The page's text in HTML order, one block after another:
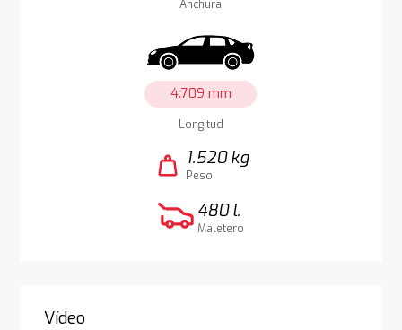
Anchura
4.709 mm
Longitud
weight 1.520 kg
Peso
480 l.
Maletero
Vídeo